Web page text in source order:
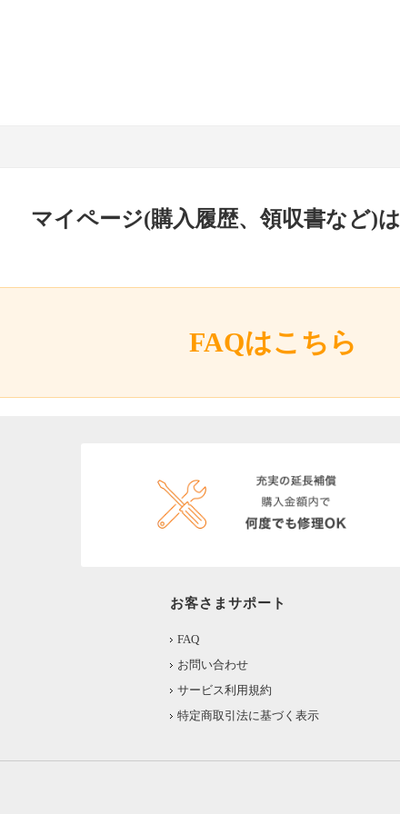
マイページ(購入履歴、領収書など)は
FAQはこちら
お客さまサポート
FAQ
お問い合わせ
サービス利用規約
特定商取引法に基づく表示